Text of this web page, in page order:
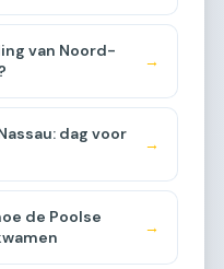
van Noord-
→
dag voor
→
de Poolse
→